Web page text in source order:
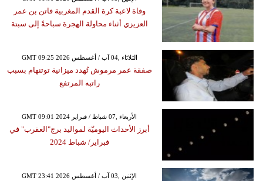
وفاة لاعبة كرة القدم المغربية فاتن بن عمر
العزيزي أثناء محاولة الهجرة سباحةً إلى سبتة
GMT 09:25 2026 الثلاثاء ,04 آب / أغسطس
صفقة عمر مرموش تُهدد ميزانية توتنهام بسبب
راتبه المرتفع
GMT 09:01 2024 الأربعاء ,07 شباط / فبراير
أبرز الأحداث اليوميّة لمواليد برج"العقرب" في
فبراير/ شباط 2024
GMT 23:41 2026 الإثنين ,03 آب / أغسطس